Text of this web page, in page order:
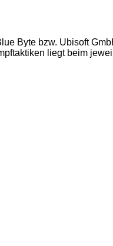
Byte bzw. Ubisoft
liegt beim